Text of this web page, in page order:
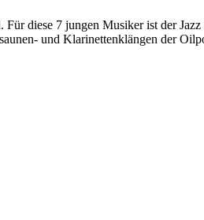
diese 7 jungen Musiker ist der
und Klarinettenklängen der